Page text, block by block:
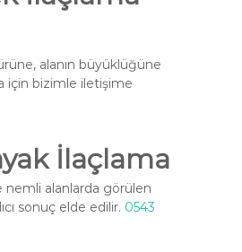
alanın büyüklüğüne
için bizimle iletişime
İlaçlama
alanlarda görülen
sonuç elde edilir. 0543